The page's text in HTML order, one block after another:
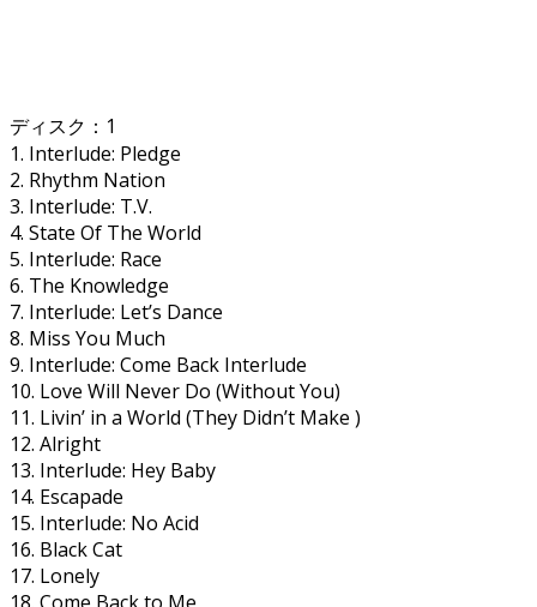
ディスク：1
1. Interlude: Pledge
2. Rhythm Nation
3. Interlude: T.V.
4. State Of The World
5. Interlude: Race
6. The Knowledge
7. Interlude: Let’s Dance
8. Miss You Much
9. Interlude: Come Back Interlude
10. Love Will Never Do (Without You)
11. Livin’ in a World (They Didn’t Make )
12. Alright
13. Interlude: Hey Baby
14. Escapade
15. Interlude: No Acid
16. Black Cat
17. Lonely